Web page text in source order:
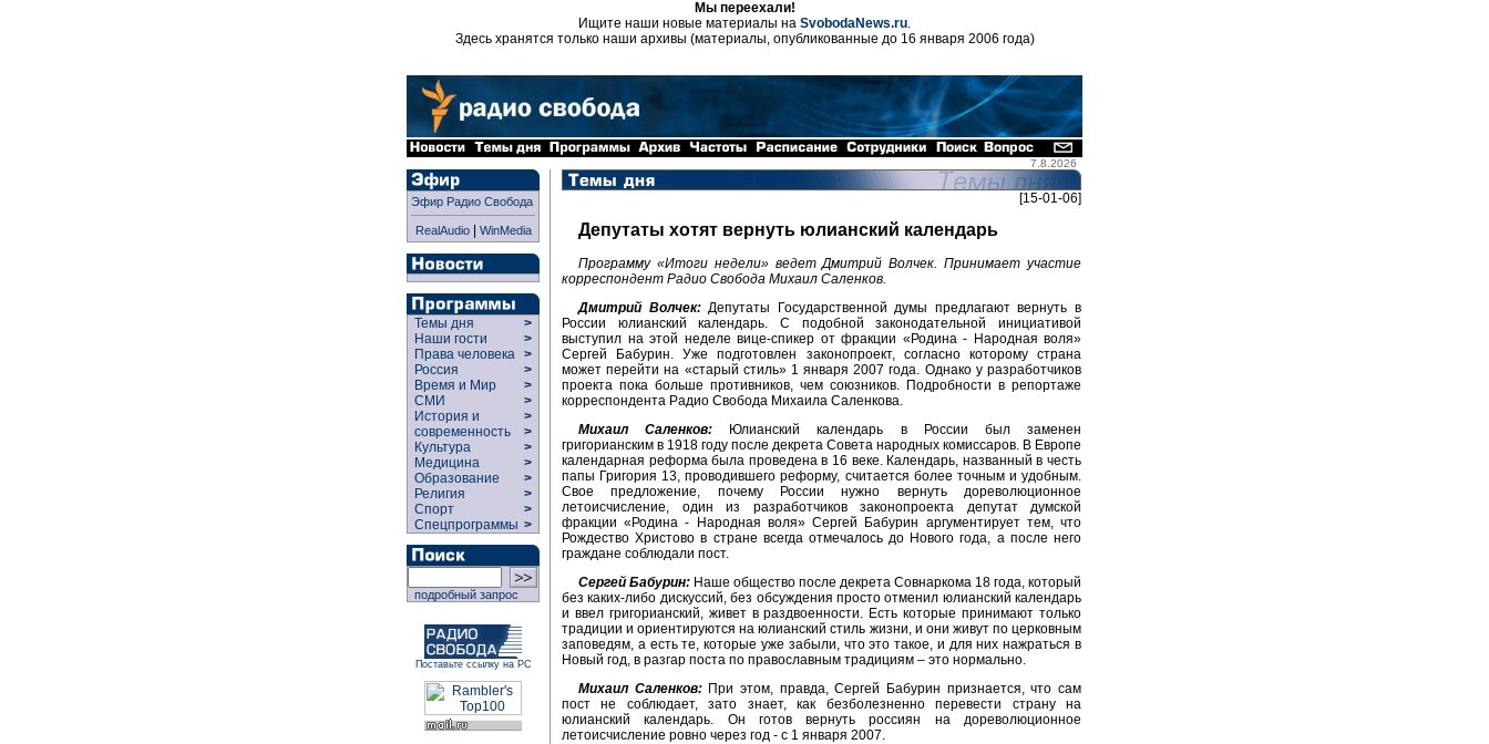
Мы переехали!
Ищите наши новые материалы на SvobodaNews.ru.
Здесь хранятся только наши архивы (материалы, опубликованные до 16 января 2006 года)
7.8.2026
Эфир Радио Свобода
RealAudio| WinMedia
Темы дня
>
Наши гости
>
Права человека >
Россия
>
Время и Мир
>
СМИ
>
История и
современность
>
>
Культура
>
Медицина
>
Образование
>
Религия
>
Спорт
>
Спецпрограммы >
подробный запрос
Поставьте ссылку на РС
[15-01-06]
Депутаты хотят вернуть юлианский календарь
Программу «Итоги недели» ведет Дмитрий Волчек. Принимает участие
корреспондент Радио Свобода Михаил Саленков.
Дмитрий Волчек:Депутаты Государственной думы предлагают вернуть в
России юлианский календарь. С подобной законодательной инициативой
выступил на этой неделе вице-спикер от фракции «Родина - Народная воля»
Сергей Бабурин. Уже подготовлен законопроект, согласно которому страна
может перейти на «старый стиль» 1 января 2007 года. Однако у разработчиков
проекта пока больше противников, чем союзников. Подробности в репортаже
корреспондента Радио Свобода Михаила Саленкова.
Михаил Саленков: Юлианский календарь в России был заменен
григорианским в 1918 году после декрета Совета народных комиссаров. В Европе
календарная реформа была проведена в 16 веке. Календарь, названный в честь
папы Григория 13, проводившего реформу, считается более точным и удобным.
Свое предложение, почему России нужно вернуть дореволюционное
летоисчисление, один из разработчиков законопроекта депутат думской
фракции «Родина - Народная воля» Сергей Бабурин аргументирует тем, что
Рождество Христово в стране всегда отмечалось до Нового года, а после него
граждане соблюдали пост.
Сергей Бабурин: Наше общество после декрета Совнаркома 18 года, который
без каких-либо дискуссий, без обсуждения просто отменил юлианский календарь
и ввел григорианский, живет в раздвоенности. Есть которые принимают только
традиции и ориентируются на юлианский стиль жизни, и они живут по церковным
заповедям, а есть те, которые уже забыли, что это такое, и для них нажраться в
Новый год, в разгар поста по православным традициям – это нормально.
Михаил Саленков:При этом, правда, Сергей Бабурин признается, что сам
пост не соблюдает, зато знает, как безболезненно перевести страну на
юлианский календарь. Он готов вернуть россиян на дореволюционное
летоисчисление ровно через год - с 1 января 2007.